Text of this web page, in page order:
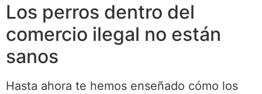
Los perros dentro del
comercio ilegal no están
sanos
Hasta ahora te hemos enseñado cómo los